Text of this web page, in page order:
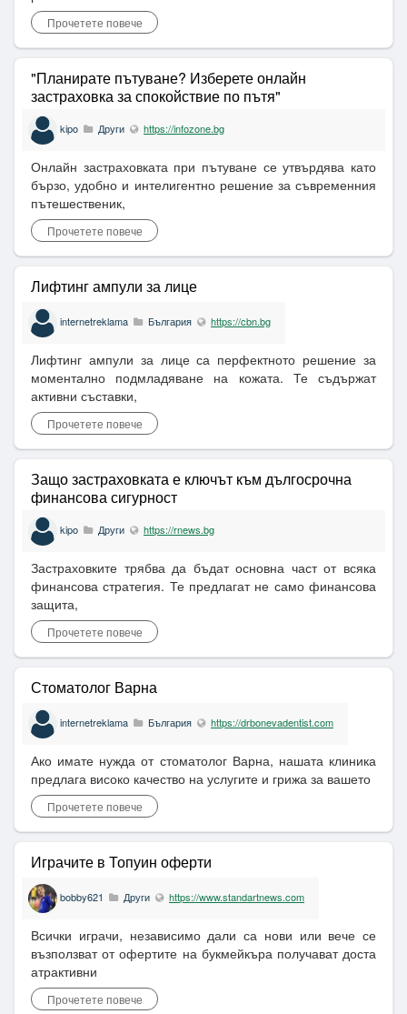
Прочетете повече
"Планирате пътуване? Изберете онлайн
застраховка за спокойствие по пътя"
kipo Други https://infozone.bg
Онлайн застраховката при пътуване се утвърдява като
бързо, удобно и интелигентно решение за съвременния
пътешественик,
Прочетете повече
Лифтинг ампули за лице
internetreklama България https://cbn.bg
Лифтинг ампули за лице са перфектното решение за
моментално подмладяване на кожата. Те съдържат
активни съставки,
Прочетете повече
Защо застраховката е ключът към дългосрочна
финансова сигурност
kipo Други https://rnews.bg
Застраховките трябва да бъдат основна част от всяка
финансова стратегия. Те предлагат не само финансова
защита,
Прочетете повече
Стоматолог Варна
internetreklama България https://drbonevadentist.com
Ако имате нужда от стоматолог Варна, нашата клиника
предлага високо качество на услугите и грижа за вашето
Прочетете повече
Играчите в Топуин оферти
bobby621 Други https://www.standartnews.com
Всички играчи, независимо дали са нови или вече се
възползват от офертите на букмейкъра получават доста
атрактивни
Прочетете повече